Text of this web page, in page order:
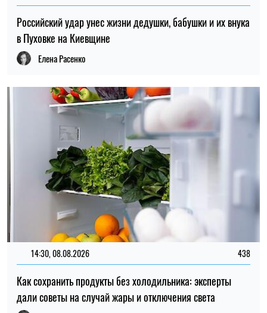
14:30, 08.08.2026 438
Как сохранить продукты без холодильника: эксперты
Елена Расенко
ПОПУЛЯРНЫЕ НОВОСТИ